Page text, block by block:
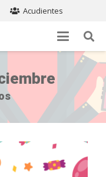
Acudientes